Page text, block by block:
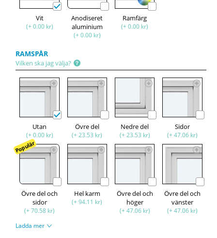
Vit
(+ 0.00 kr)
Anodiseret
aluminium
(+ 0.00 kr)
Ramfärg
(+ 0.00 kr)
RAMSPÅR
Vilken ska jag välja?
Utan
(+ 0.00 kr)
Övre del
(+ 23.53 kr)
Nedre del
(+ 23.53 kr)
Sidor
(+ 47.06 kr)
Populär
Övre del och
sidor
(+ 70.58 kr)
Hel karm
(+ 94.11 kr)
Övre del och
höger
(+ 47.06 kr)
Övre del och
vänster
(+ 47.06 kr)
Ladda mer